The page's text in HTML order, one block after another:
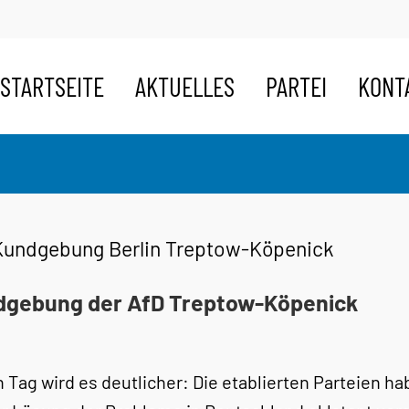
STARTSEITE AKTUELLES PARTEI
Berlin Treptow-Köpenick
der AfD Treptow-Köpenick
Tag wird es deutlicher: Die etablierten Parteien